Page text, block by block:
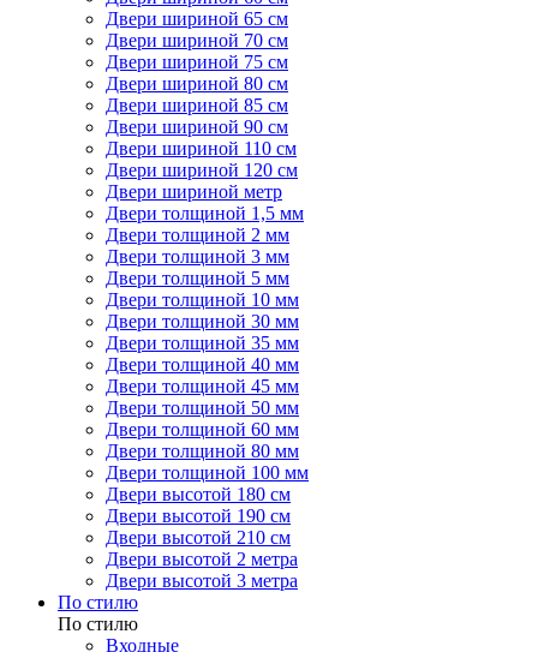
Двери шириной 65 см
Двери шириной 70 см
Двери шириной 75 см
Двери шириной 80 см
Двери шириной 85 см
Двери шириной 90 см
Двери шириной 110 см
Двери шириной 120 см
Двери шириной метр
Двери толщиной 1,5 мм
Двери толщиной 2 мм
Двери толщиной 3 мм
Двери толщиной 5 мм
Двери толщиной 10 мм
Двери толщиной 30 мм
Двери толщиной 35 мм
Двери толщиной 40 мм
Двери толщиной 45 мм
Двери толщиной 50 мм
Двери толщиной 60 мм
Двери толщиной 80 мм
Двери толщиной 100 мм
Двери высотой 180 см
Двери высотой 190 см
Двери высотой 210 см
Двери высотой 2 метра
Двери высотой 3 метра
По стилю
По стилю
Входные